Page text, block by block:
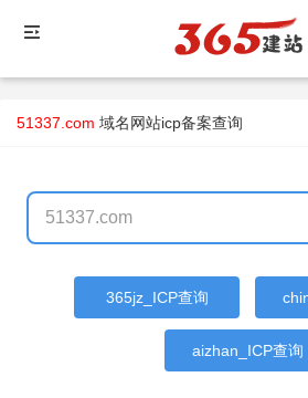
51337.com 域名网站icp备案查询
365jz_ICP查询
aizhan_ICP查询